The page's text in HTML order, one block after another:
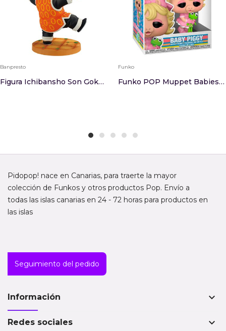
Banpresto
Figura Ichibansho Son Goku &38 Grandpa Son Goha...
Funko
Funko POP Muppet Babies Baby Piggy
Pidopop! nace en Canarias, para traerte la mayor
colección de Funkos y otros productos Pop. Envío a
todas las islas canarias en 24 - 72 horas para productos en
las islas
Seguimiento del pedido
Información keyboard_arrow_down
Redes sociales keyboard_arrow_down